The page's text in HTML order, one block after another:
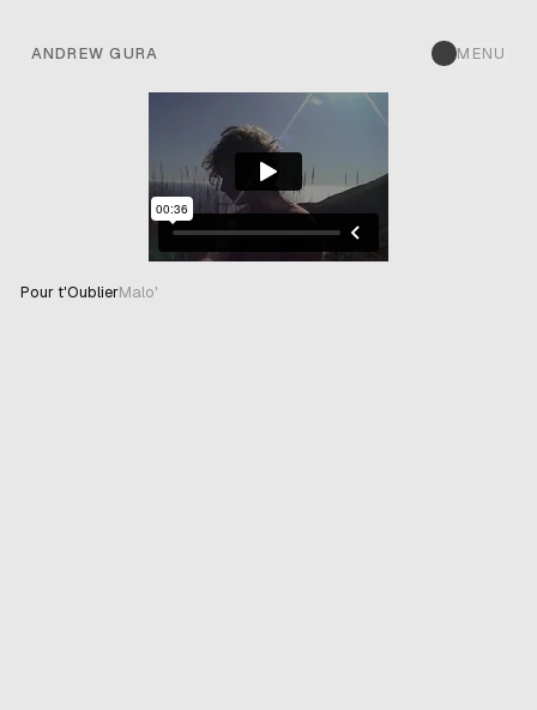
ANDREW GURA MENU
Pour t'OublierMalo'